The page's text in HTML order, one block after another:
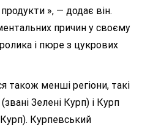
», — додає він.
причин у своєму
і пюре з цукрових
також менші регіони, такі
Зелені Курп) і Курп
Курп). Курпевський